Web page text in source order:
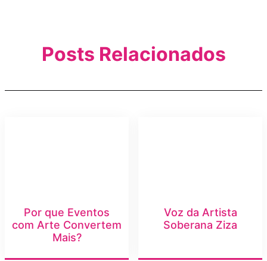
Posts Relacionados
Por que Eventos
com Arte Convertem
Mais?
Voz da Artista
Soberana Ziza